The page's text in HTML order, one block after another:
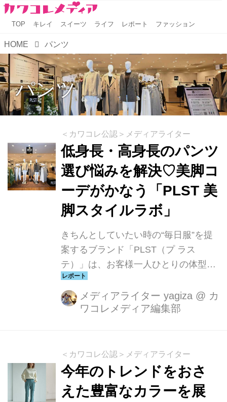
TOP キレイ スイーツ ライフ レポート ファッション
HOME パンツ
パンツ
＜カワコレ公認＞メディアライター
低身長・高身長のパンツ
選び悩みを解決♡美脚コ
ーデがかなう「PLST 美
脚スタイルラボ」
きちんとしていたい時の“毎日服”を提
案するブランド「PLST（プ ラス
テ）」は、お客様一人ひとりの体型に
合わせた着こなしを提案する期間限定
のPOP UP「PLST 美脚スタイルラ
ボ」の開催にあたり、10月15日（火）
メディアライター yagiza @ カ
ワコレメディア編集部
＜カワコレ公認＞メディアライター
今年のトレンドをおさ
えた豊富なカラーを展